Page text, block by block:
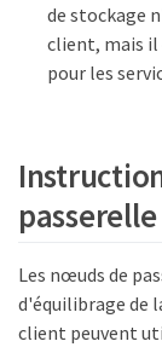
de stockage
client, mais il
pour les
passerelle
Les nœuds de
d'équilibrage de
client peuvent